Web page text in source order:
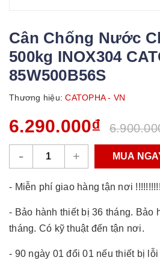
Cân Chống Nước
500kg INOX304
85W500B56S
Thương hiệu: CATOPHA - VN
6.290.000₫
- + MUA
- Miễn phí giao hàng tận nơi
- Bảo hành thiết bị 36 tháng. Bảo
tháng. Có kỹ thuật đến tận nơi.
- 90 ngày 01 đổi 01 nếu thiết bị